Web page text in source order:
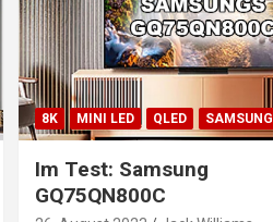
8K MINI LED QLED SAMSUNG
Im Test: Samsung
GQ75QN800C